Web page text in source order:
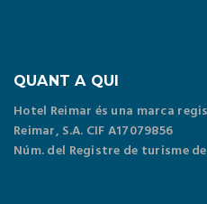
QUANT A QUI
Hotel Reimar és una marca
Reimar, S.A. CIF A17079856
Núm. del Registre de turisme